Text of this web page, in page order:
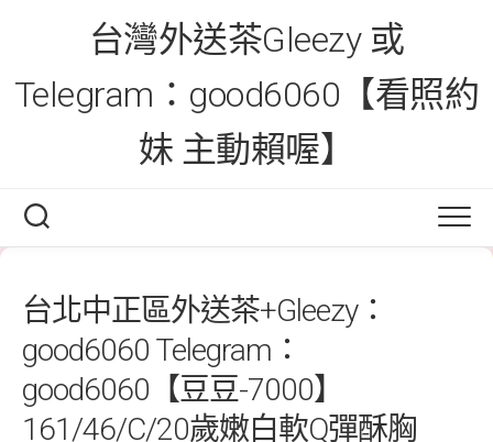
台灣外送茶Gleezy 或
Telegram：good6060【看照約
妹 主動賴喔】
台北中正區外送茶+Gleezy：
good6060 Telegram：
good6060【豆豆-7000】
161/46/C/20歲嫩白軟Q彈酥胸